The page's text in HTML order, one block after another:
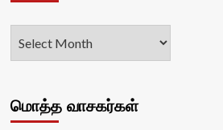
மொத்த வாசகர்கள்